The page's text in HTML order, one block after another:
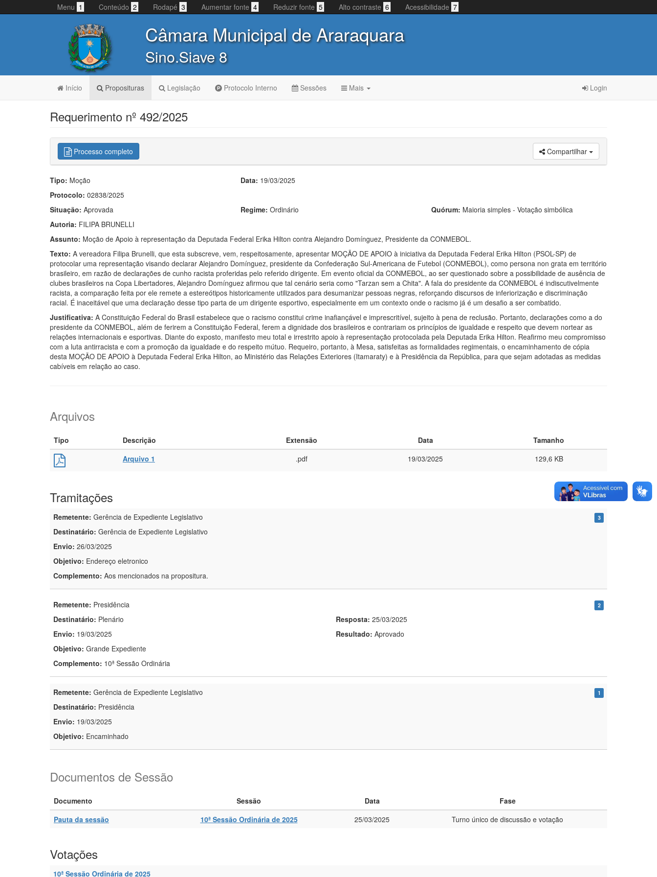
Menu 1 Conteúdo 2 Rodapé 3 Aumentar fonte 4 Reduzir fonte 5 Alto contraste 6 Acessibilidade 7
Câmara Municipal de Araraquara
Sino.Siave 8
Início Proposituras Legislação Protocolo Interno Sessões Mais Login
Requerimento nº 492/2025
Processo completo Compartilhar
Tipo: Moção Data: 19/03/2025
Protocolo: 02838/2025
Situação: Aprovada Regime: Ordinário Quórum: Maioria simples - Votação simbólica
Autoria: FILIPA BRUNELLI
Assunto: Moção de Apoio à representação da Deputada Federal Erika Hilton contra Alejandro Domínguez, Presidente da CONMEBOL.
Texto: A vereadora Filipa Brunelli, que esta subscreve, vem, respeitosamente, apresentar MOÇÃO DE APOIO à iniciativa da Deputada Federal Erika Hilton (PSOL-SP) de
protocolar uma representação visando declarar Alejandro Domínguez, presidente da Confederação Sul-Americana de Futebol (CONMEBOL), como persona non grata em território
brasileiro, em razão de declarações de cunho racista proferidas pelo referido dirigente. Em evento oficial da CONMEBOL, ao ser questionado sobre a possibilidade de ausência de
clubes brasileiros na Copa Libertadores, Alejandro Domínguez afirmou que tal cenário seria como "Tarzan sem a Chita". A fala do presidente da CONMEBOL é indiscutivelmente
racista, a comparação feita por ele remete a estereótipos historicamente utilizados para desumanizar pessoas negras, reforçando discursos de inferiorização e discriminação
racial. É inaceitável que uma declaração desse tipo parta de um dirigente esportivo, especialmente em um contexto onde o racismo já é um desafio a ser combatido.
Justificativa: A Constituição Federal do Brasil estabelece que o racismo constitui crime inafiançável e imprescritível, sujeito à pena de reclusão. Portanto, declarações como a do
presidente da CONMEBOL, além de ferirem a Constituição Federal, ferem a dignidade dos brasileiros e contrariam os princípios de igualdade e respeito que devem nortear as
relações internacionais e esportivas. Diante do exposto, manifesto meu total e irrestrito apoio à representação protocolada pela Deputada Erika Hilton. Reafirmo meu compromisso
com a luta antirracista e com a promoção da igualdade e do respeito mútuo. Requeiro, portanto, à Mesa, satisfeitas as formalidades regimentais, o encaminhamento de cópia
desta MOÇÃO DE APOIO à Deputada Federal Erika Hilton, ao Ministério das Relações Exteriores (Itamaraty) e à Presidência da República, para que sejam adotadas as medidas
cabíveis em relação ao caso.
Arquivos
Tipo Descrição Extensão Data
Tamanho
Arquivo 1
.pdf 19/03/2025 129,6 KB
Tramitações
3
Remetente: Gerência de Expediente Legislativo
Destinatário: Gerência de Expediente Legislativo
Envio: 26/03/2025
Objetivo: Endereço eletronico
Complemento: Aos mencionados na propositura.
2
Remetente: Presidência
Destinatário: Plenário
Envio: 19/03/2025
Objetivo: Grande Expediente
Complemento: 10ª Sessão Ordinária
Resposta: 25/03/2025
Resultado: Aprovado
1
Remetente: Gerência de Expediente Legislativo
Destinatário: Presidência
Envio: 19/03/2025
Objetivo: Encaminhado
Documentos de Sessão
Documento Sessão Data
Fase
Pauta da sessão
10ª Sessão Ordinária de 2025 25/03/2025 Turno único de discussão e votação
Votações
10ª Sessão Ordinária de 2025